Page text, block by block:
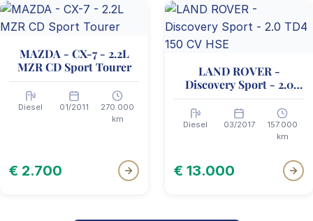
MAZDA - CX-7 - 2.2L
MZR CD Sport Tourer
Diesel 01/2011
270.000
km
€ 2.700
LAND ROVER -
Discovery Sport - 2.0
TD4 150 PS HSE
Diesel 03/2017
157.000
km
€ 13.000